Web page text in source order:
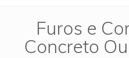
Furos e
Concreto